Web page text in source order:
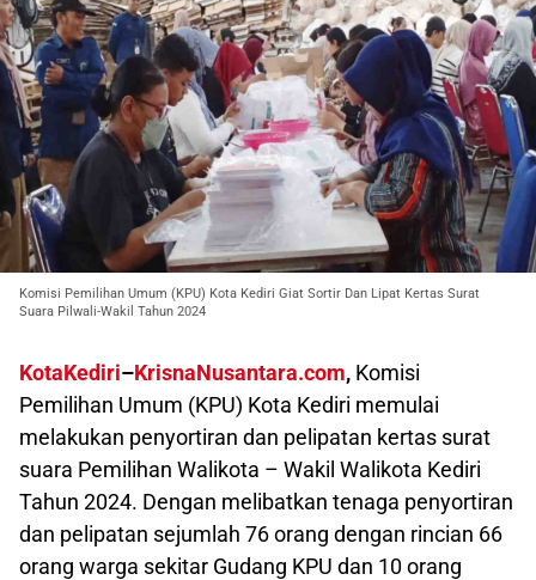
Komisi Pemilihan Umum (KPU) Kota Kediri Giat Sortir Dan Lipat Kertas Surat
Suara Pilwali-Wakil Tahun 2024
KotaKediri–KrisnaNusantara.com, Komisi
Pemilihan Umum (KPU) Kota Kediri memulai
melakukan penyortiran dan pelipatan kertas surat
suara Pemilihan Walikota – Wakil Walikota Kediri
Tahun 2024. Dengan melibatkan tenaga penyortiran
dan pelipatan sejumlah 76 orang dengan rincian 66
orang warga sekitar Gudang KPU dan 10 orang